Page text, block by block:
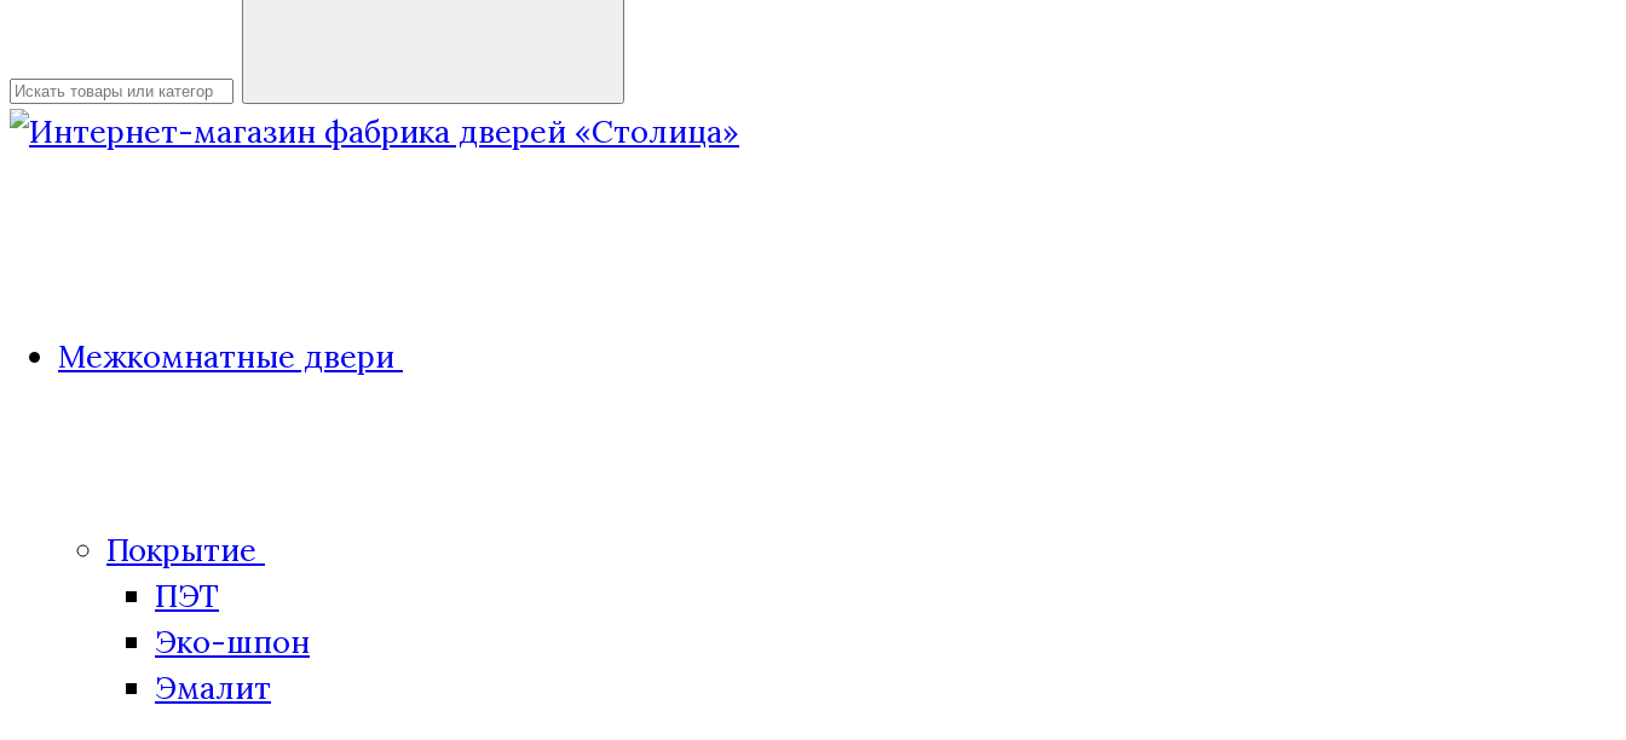
Межкомнатные двери
Покрытие
ПЭТ
Эко-шпон
Эмалит